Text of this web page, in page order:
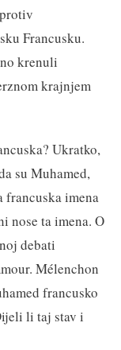
Francusku.
krenuli
krajnjem
Ukratko,
su Muhamed,
imena
nose ta imena. O
debati
Mélenchon
francusko
li taj stav i